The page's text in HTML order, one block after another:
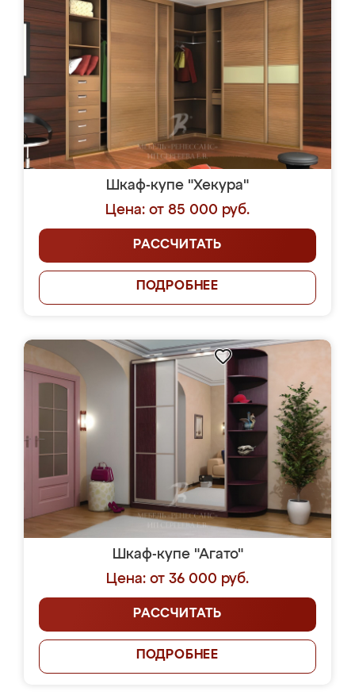
Шкаф-купе "Хекура"
Цена: от 85 000 руб.
РАССЧИТАТЬ
ПОДРОБНЕЕ
Шкаф-купе "Агато"
Цена: от 36 000 руб.
РАССЧИТАТЬ
ПОДРОБНЕЕ